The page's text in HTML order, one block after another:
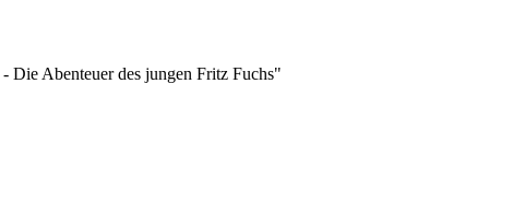
Die Abenteuer des jungen Fritz Fuchs"